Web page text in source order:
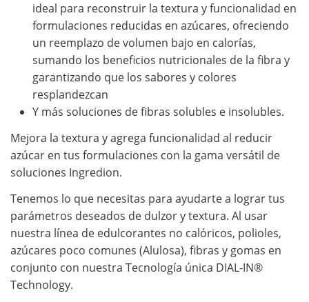
ideal para reconstruir la textura y funcionalidad en
formulaciones reducidas en azúcares, ofreciendo
un reemplazo de volumen bajo en calorías,
sumando los beneficios nutricionales de la fibra y
garantizando que los sabores y colores
resplandezcan
Y más soluciones de fibras solubles e insolubles.
Mejora la textura y agrega funcionalidad al reducir
azúcar en tus formulaciones con la gama versátil de
soluciones Ingredion.
Tenemos lo que necesitas para ayudarte a lograr tus
parámetros deseados de dulzor y textura. Al usar
nuestra línea de edulcorantes no calóricos, polioles,
azúcares poco comunes (Alulosa), fibras y gomas en
conjunto con nuestra Tecnología única DIAL-IN®
Technology.